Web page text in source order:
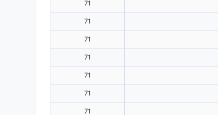
71
71
71
71
71
71
71